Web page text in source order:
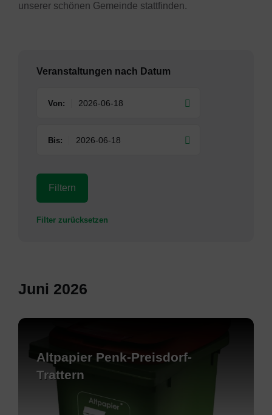
unserer schönen Gemeinde stattfinden.
Veranstaltungen nach Datum
Von:
Bis:
Filtern
Filter zurücksetzen
Juni 2026
Altpapier Penk-Preisdorf-
Trattern
Mehr